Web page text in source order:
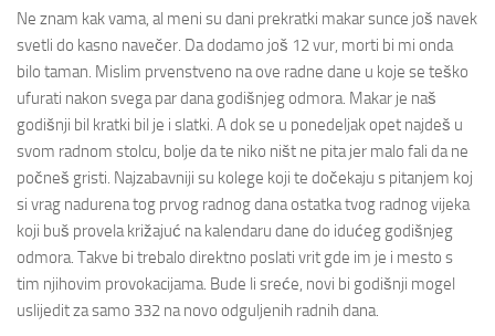
Ne znam kak vama, al meni su dani prekratki makar sunce još navek
svetli do kasno navečer. Da dodamo još 12 vur, morti bi mi onda
bilo taman. Mislim prvenstveno na ove radne dane u koje se teško
ufurati nakon svega par dana godišnjeg odmora. Makar je naš
godišnji bil kratki bil je i slatki. A dok se u ponedeljak opet najdeš u
svom radnom stolcu, bolje da te niko ništ ne pita jer malo fali da ne
počneš gristi. Najzabavniji su kolege koji te dočekaju s pitanjem koj
si vrag nadurena tog prvog radnog dana ostatka tvog radnog vijeka
koji buš provela križajuć na kalendaru dane do idućeg godišnjeg
odmora. Takve bi trebalo direktno poslati vrit gde im je i mesto s
tim njihovim provokacijama. Bude li sreće, novi bi godišnji mogel
uslijedit za samo 332 na novo odguljenih radnih dana.